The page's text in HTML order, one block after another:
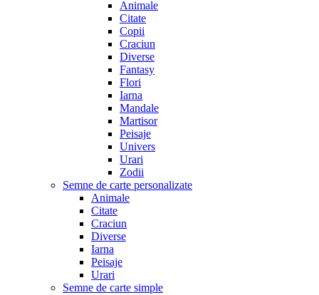
Animale
Citate
Copii
Craciun
Diverse
Fantasy
Flori
Iarna
Mandale
Martisor
Peisaje
Univers
Urari
Zodii
Semne de carte personalizate
Animale
Citate
Craciun
Diverse
Iarna
Peisaje
Urari
Semne de carte simple